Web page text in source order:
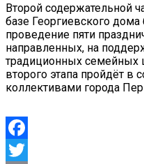
Второй содержательной
базе Георгиевского дома
проведение пяти
направленных, на
традиционных семейных
второго этапа пройдёт в
коллективами города
Facebook